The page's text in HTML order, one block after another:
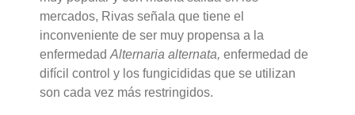
mercados, Rivas señala que tiene el
inconveniente de ser muy propensa a la
enfermedadAlternaria alternata,enfermedad de
difícil control y los fungicididas que se utilizan
son cada vez más restringidos.